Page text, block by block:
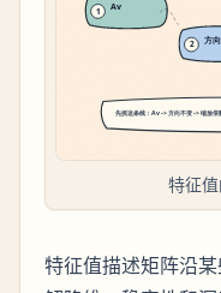
特征
特征值描述矩阵沿